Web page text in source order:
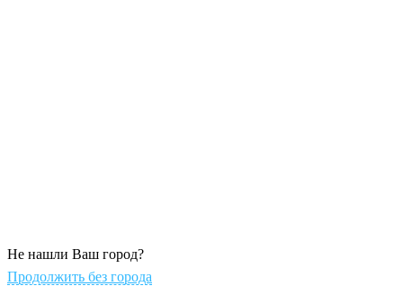
Не нашли Ваш город?
Продолжить без города